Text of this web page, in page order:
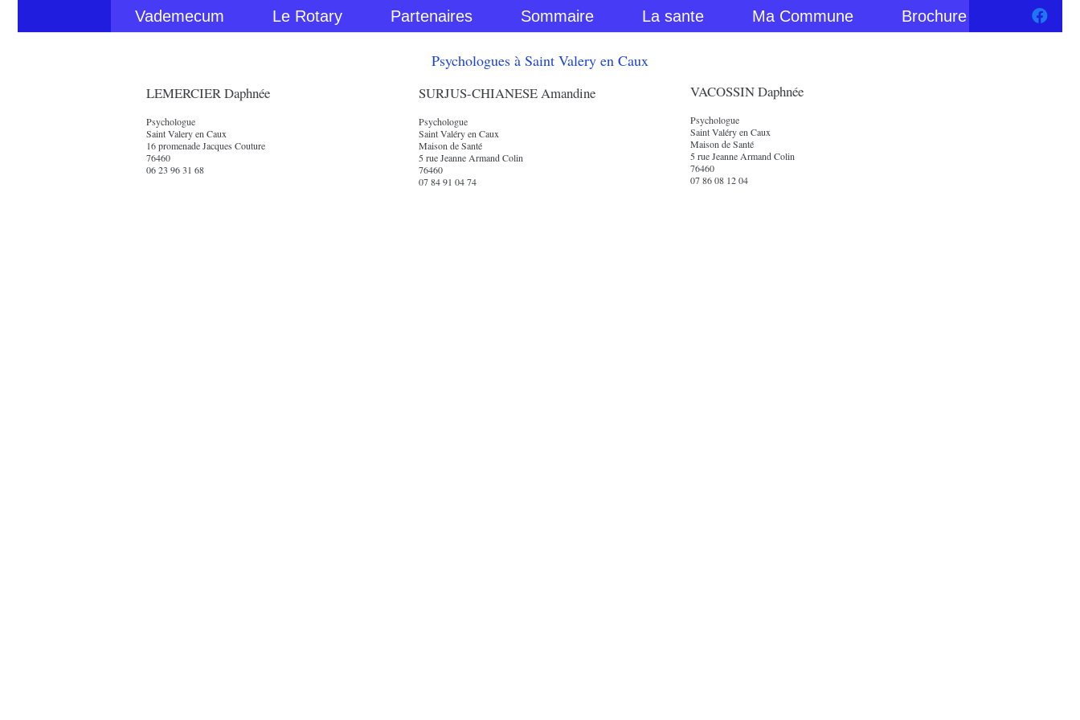
Vademecum Le Rotary Partenaires Sommaire La sante Ma Commune Brochure
Psychologues à Saint Valery en Caux
LEMERCIER Daphnée
Psychologue
Saint Valery en Caux
16 promenade Jacques Couture
76460
06 23 96 31 68
SURJUS-CHIANESE Amandine
Psychologue
Saint Valéry en Caux
Maison de Santé
5 rue Jeanne Armand Colin
76460
07 84 91 04 74
VACOSSIN Daphnée
Psychologue
Saint Valéry en Caux
Maison de Santé
5 rue Jeanne Armand Colin
76460
07 86 08 12 04